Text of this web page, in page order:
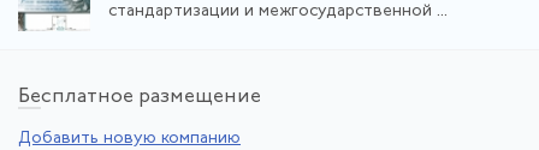
стандартизации и межгосударственной ...
Бесплатное размещение
Добавить новую компанию